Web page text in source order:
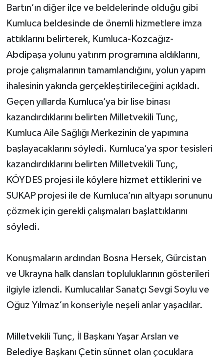
Bartın’ın diğer ilçe ve beldelerinde olduğu gibi
Kumluca beldesinde de önemli hizmetlere imza
attıklarını belirterek, Kumluca-Kozcağız-
Abdipaşa yolunu yatırım programına aldıklarını,
proje çalışmalarının tamamlandığını, yolun yapım
ihalesinin yakında gerçekleştirileceğini açıkladı.
Geçen yıllarda Kumluca’ya bir lise binası
kazandırdıklarını belirten Milletvekili Tunç,
Kumluca Aile Sağlığı Merkezinin de yapımına
başlayacaklarını söyledi. Kumluca’ya spor tesisleri
kazandırdıklarını belirten Milletvekili Tunç,
KÖYDES projesi ile köylere hizmet ettiklerini ve
SUKAP projesi ile de Kumluca’nın altyapı sorununu
çözmek için gerekli çalışmaları başlattıklarını
söyledi.
Konuşmaların ardından Bosna Hersek, Gürcistan
ve Ukrayna halk dansları topluluklarının gösterileri
ilgiyle izlendi. Kumlucalılar Sanatçı Sevgi Soylu ve
Oğuz Yılmaz’ın konseriyle neşeli anlar yaşadılar.
Milletvekili Tunç, İl Başkanı Yaşar Arslan ve
Belediye Başkanı Çetin sünnet olan çocuklara